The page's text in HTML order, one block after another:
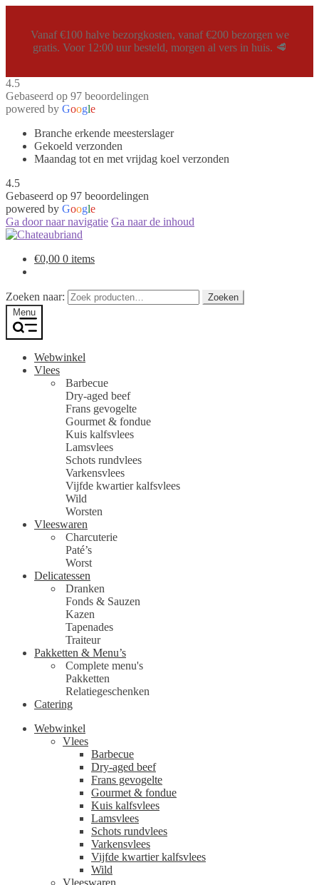
Vanaf €100 halve bezorgkosten, vanaf €200 bezorgen we
gratis. Voor 12:00 uur besteld, morgen al vers in huis. 🥩
4.5
Gebaseerd op 97 beoordelingen
powered by Google
Branche erkende meesterslager
Gekoeld verzonden
Maandag tot en met vrijdag koel verzonden
4.5
Gebaseerd op 97 beoordelingen
powered by Google
Ga door naar navigatie Ga naar de inhoud
€0,00 0 items
Zoeken naar:
Zoeken
Menu
Webwinkel
Vlees
Barbecue
Dry-aged beef
Frans gevogelte
Gourmet & fondue
Kuis kalfsvlees
Lamsvlees
Schots rundvlees
Varkensvlees
Vijfde kwartier kalfsvlees
Wild
Worsten
Vleeswaren
Charcuterie
Paté’s
Worst
Delicatessen
Dranken
Fonds & Sauzen
Kazen
Tapenades
Traiteur
Pakketten & Menu’s
Complete menu's
Pakketten
Relatiegeschenken
Catering
Webwinkel
Vlees
Barbecue
Dry-aged beef
Frans gevogelte
Gourmet & fondue
Kuis kalfsvlees
Lamsvlees
Schots rundvlees
Varkensvlees
Vijfde kwartier kalfsvlees
Wild